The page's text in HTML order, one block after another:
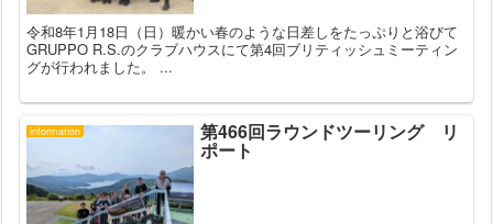
令和8年1月18日（日）暖かい春のような日差しをたっぷりと浴びて
GRUPPO R.S.のクラブハウスにて第4回ブリティッシュミーティン
グが行われました。 ...
information 第466回ラウンドツーリング リ
ポート